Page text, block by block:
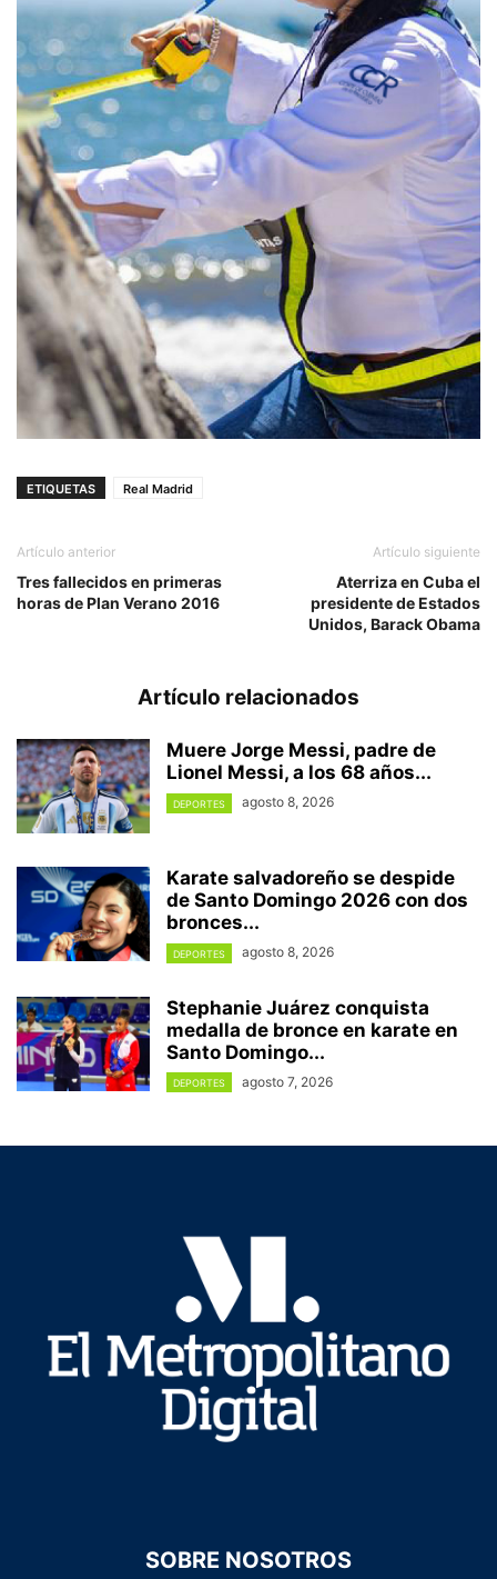
ETIQUETAS Real Madrid
Artículo anterior
Tres fallecidos en primeras
horas de Plan Verano 2016
Artículo siguiente
Aterriza en Cuba el
presidente de Estados
Unidos, Barack Obama
Artículo relacionados
Muere Jorge Messi, padre de
Lionel Messi, a los 68 años...
DEPORTES agosto 8, 2026
Karate salvadoreño se despide
de Santo Domingo 2026 con dos
bronces...
DEPORTES agosto 8, 2026
Stephanie Juárez conquista
medalla de bronce en karate en
Santo Domingo...
DEPORTES agosto 7, 2026
SOBRE NOSOTROS